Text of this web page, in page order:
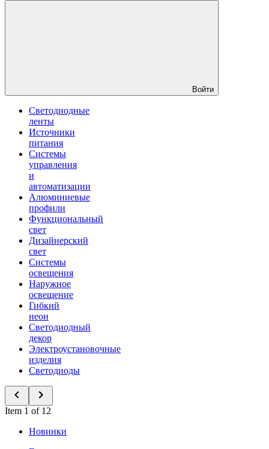
Войти
Светодиодные
ленты
Источники
питания
Системы
управления
и
автоматизации
Алюминиевые
профили
Функциональный
свет
Дизайнерский
свет
Системы
освещения
Наружное
освещение
Гибкий
неон
Светодиодный
декор
Электроустановочные
изделия
Светодиоды
Item 1 of 12
Новинки